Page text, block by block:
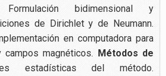
bidimensional y
de Dirichlet y de Neumann.
en computadora para
magnéticos. Métodos de
estadísticas del método.